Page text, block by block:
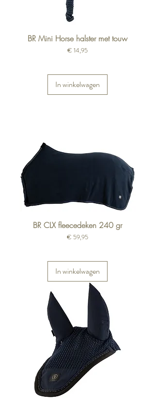
BR Mini Horse halster met touw
Prijs
€ 14,95
In winkelwagen
BR CLX fleecedeken 240 gr
Prijs
€ 59,95
In winkelwagen